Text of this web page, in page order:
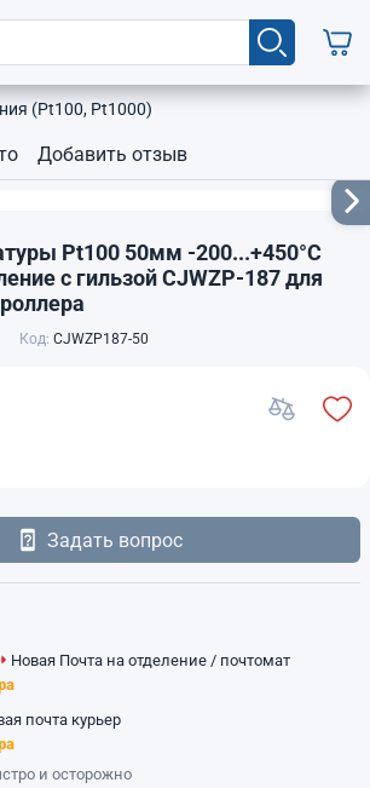
(Pt100, Pt1000)
Добавить отзыв
Pt100 50мм -200...+450°C
с гильзой CJWZP-187 для
Код: CJWZP187-50
Задать вопрос
Новая Почта на отделение / почтомат
почта курьер
и осторожно